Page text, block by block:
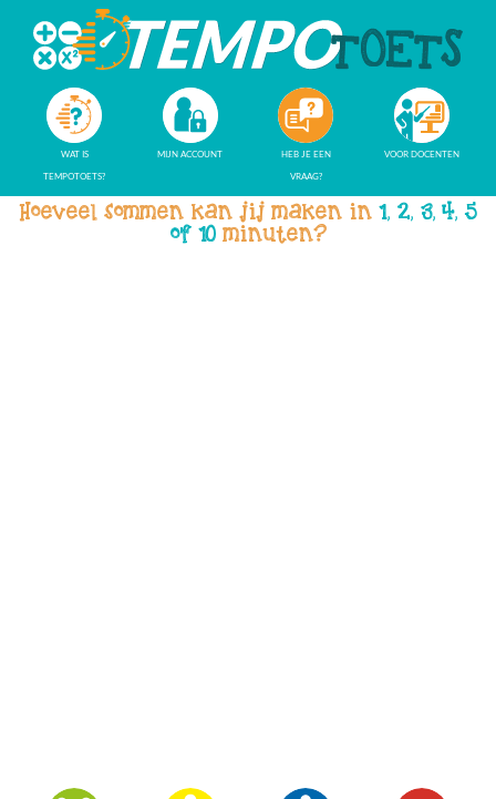
WAT IS
TEMPOTOETS?
MIJN ACCOUNT
HEB JE EEN
VRAAG?
VOOR DOCENTEN
Hoeveel sommen kan jij maken in 1, 2, 3, 4, 5
of 10 minuten?